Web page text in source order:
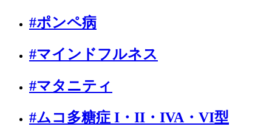
#ポンペ病
#マインドフルネス
#マタニティ
#ムコ多糖症 I・II・IVA・VI型